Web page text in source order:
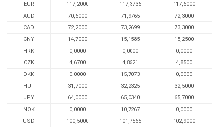
EUR 117,2000 117,3736
117,6000
AUD
70,6000 71,9765
72,3000
CAD
72,2000 73,2699
73,3000
CNY
14,7000 15,1585
15,2500
HRK
0,0000 0,0000
0,0000
CZK
4,6700 4,8521
4,8500
DKK
0.0000 15,7073
0,0000
HUF
31,7000 32,2325
32,5000
JPY
64,0000 65,0340
65,7000
NOK
0,0000 10,7267
0,0000
USD
100,5000 101,7565 102,9000